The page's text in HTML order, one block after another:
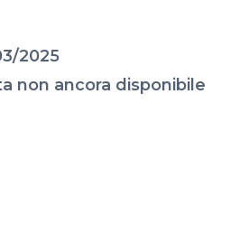
2025
non ancora disponibile